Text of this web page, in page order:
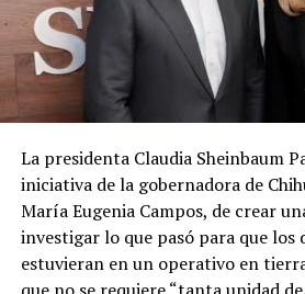
La presidenta Claudia Sheinbaum
iniciativa de la gobernadora de
María Eugenia Campos, de crear
investigar lo que pasó para que los
estuvieran en un operativo en